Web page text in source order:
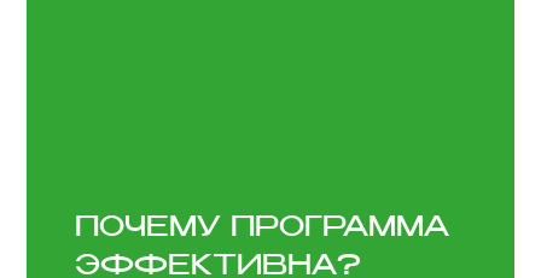
ПОЧЕМУ ПРОГРАММА
ЭФФЕКТИВНА?